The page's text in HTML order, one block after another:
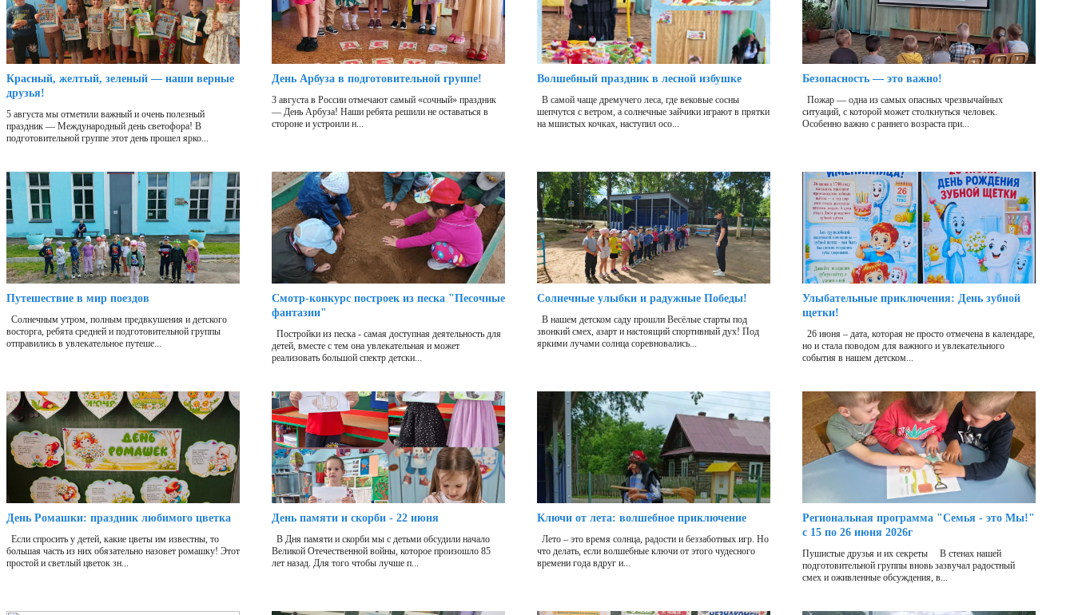
Красный, желтый, зеленый — наши верные
друзья!
5 августа мы отметили важный и очень полезный
праздник — Международный день светофора! В
подготовительной группе этот день прошел ярко...
День Арбуза в подготовительной группе!
3 августа в России отмечают самый «сочный» праздник
— День Арбуза! Наши ребята решили не оставаться в
стороне и устроили н...
Волшебный праздник в лесной избушке
В самой чаще дремучего леса, где вековые сосны
шепчутся с ветром, а солнечные зайчики играют в прятки
на мшистых кочках, наступил осо...
Безопасность — это важно!
Пожар — одна из самых опасных чрезвычайных
ситуаций, с которой может столкнуться человек.
Особенно важно с раннего возраста при...
Путешествие в мир поездов
Солнечным утром, полным предвкушения и детского
восторга, ребята средней и подготовительной группы
отправились в увлекательное путеше...
Смотр-конкурс построек из песка "Песочные
фантазии"
Постройки из песка - самая доступная деятельность для
детей, вместе с тем она увлекательная и может
реализовать большой спектр детски...
Солнечные улыбки и радужные Победы!
В нашем детском саду прошли Весёлые старты под
звонкий смех, азарт и настоящий спортивный дух! Под
яркими лучами солнца соревновались...
Улыбательные приключения: День зубной
щетки!
26 июня – дата, которая не просто отмечена в календаре,
но и стала поводом для важного и увлекательного
события в нашем детском...
День Ромашки: праздник любимого цветка
Если спросить у детей, какие цветы им известны, то
большая часть из них обязательно назовет ромашку! Этот
простой и светлый цветок зн...
День памяти и скорби - 22 июня
В Дня памяти и скорби мы с детьми обсудили начало
Великой Отечественной войны, которое произошло 85
лет назад. Для того чтобы лучше п...
Ключи от лета: волшебное приключение
Лето – это время солнца, радости и беззаботных игр. Но
что делать, если волшебные ключи от этого чудесного
времени года вдруг и...
Региональная программа "Семья - это Мы!"
с 15 по 26 июня 2026г
Пушистые друзья и их секреты В стенах нашей
подготовительной группы вновь зазвучал радостный
смех и оживленные обсуждения, в...